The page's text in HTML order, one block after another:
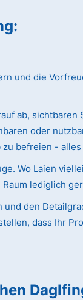
:
und die
ab,
oder
befreien -
Wo Laien
lediglich
den
dass Ihr